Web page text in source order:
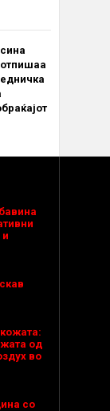
и
од
во
со